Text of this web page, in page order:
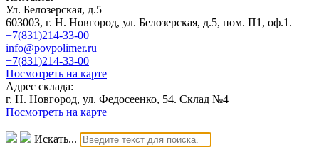
Ул. Белозерская, д.5
603003, г. Н. Новгород, ул. Белозерская, д.5, пом. П1, оф.1.
+7(831)214-33-00
info@povpolimer.ru
+7(831)214-33-00
Посмотреть на карте
Адрес склада:
г. Н. Новгород, ул. Федосеенко, 54. Склад №4
Посмотреть на карте
Искать...